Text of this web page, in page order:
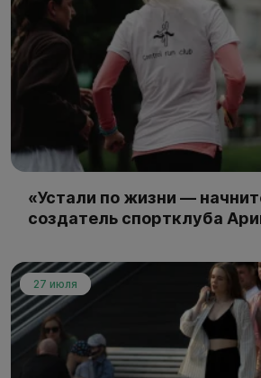
«Устали по жизни —
создатель спортклуба
27 июля